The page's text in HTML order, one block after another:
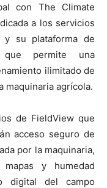
con The Climate
a los servicios
y su plataforma de
que permite una
ilimitado de
maquinaria agrícola.
de FieldView que
acceso seguro de
por la maquinaria,
y humedad
digital del campo